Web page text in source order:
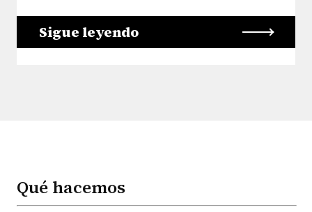
Sigue leyendo
Qué hacemos